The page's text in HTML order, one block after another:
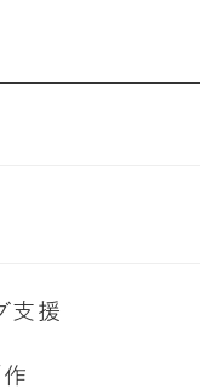
支援
作